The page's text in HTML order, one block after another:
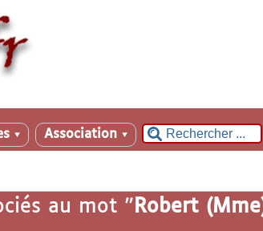
▼ Association ▼
au mot " Robert